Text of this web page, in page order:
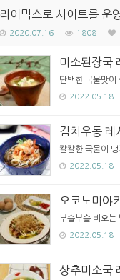
라이믹스로 사이트를 운
2020.07.16 1808
미소된장국
단백한 국물맛이
2022.05.18
김치우동 레
칼칼한 국물이
2022.05.18
오코노미야
부슬부슬 비오는
2022.05.18
상추미소국